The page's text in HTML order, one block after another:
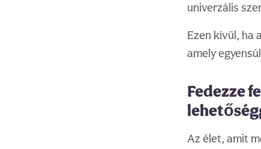
univerzális
Ezen kívül, ha a
amely
Fedezze
Az élet, amit